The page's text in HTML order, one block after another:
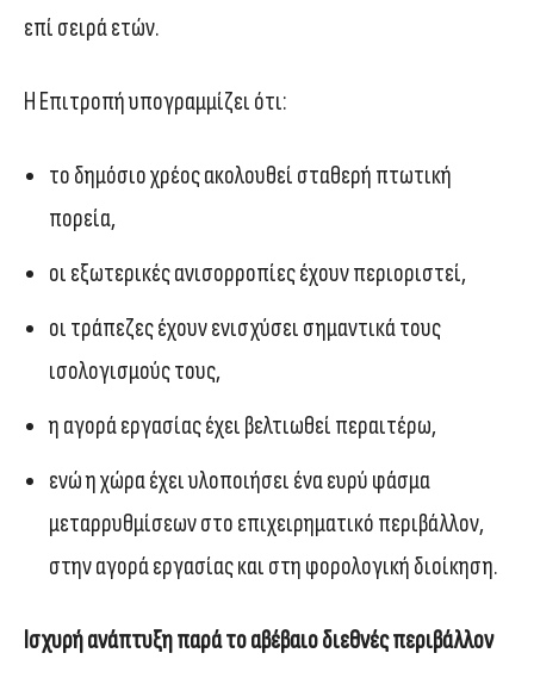
επί σειρά ετών.
Η Επιτροπή υπογραμμίζει ότι:
το δημόσιο χρέος ακολουθεί σταθερή πτωτική
πορεία,
οι εξωτερικές ανισορροπίες έχουν περιοριστεί,
οι τράπεζες έχουν ενισχύσει σημαντικά τους
ισολογισμούς τους,
η αγορά εργασίας έχει βελτιωθεί περαιτέρω,
ενώ η χώρα έχει υλοποιήσει ένα ευρύ φάσμα
μεταρρυθμίσεων στο επιχειρηματικό περιβάλλον,
στην αγορά εργασίας και στη φορολογική διοίκηση.
Ισχυρή ανάπτυξη παρά το αβέβαιο διεθνές περιβάλλον